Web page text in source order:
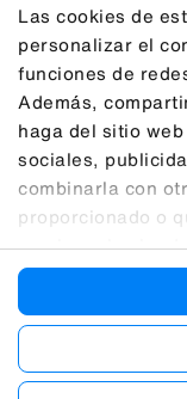
Las cookies de
personalizar el
funciones de
Además,
haga del sitio
sociales,
combinarla con
proporcionado o
que haya hecho